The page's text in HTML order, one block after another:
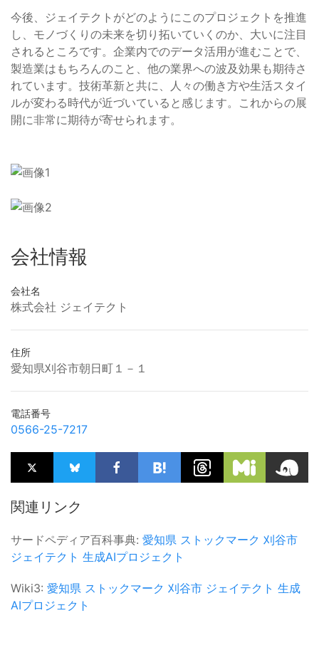
今後、ジェイテクトがどのようにこのプロジェクトを推進
し、モノづくりの未来を切り拓いていくのか、大いに注目
されるところです。企業内でのデータ活用が進むことで、
製造業はもちろんのこと、他の業界への波及効果も期待さ
れています。技術革新と共に、人々の働き方や生活スタイ
ルが変わる時代が近づいていると感じます。これからの展
開に非常に期待が寄せられます。
会社情報
会社名
株式会社 ジェイテクト
住所
愛知県刈谷市朝日町１－１
電話番号
0566-25-7217
関連リンク
サードペディア百科事典: 愛知県 ストックマーク 刈谷市
ジェイテクト 生成AIプロジェクト
Wiki3: 愛知県 ストックマーク 刈谷市 ジェイテクト 生成
AIプロジェクト